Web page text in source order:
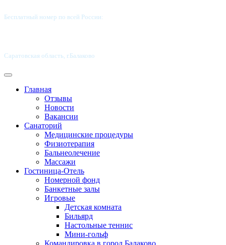
Бесплатный номер по всей России:
Саратовская область, г.Балаково
Главная
Отзывы
Новости
Вакансии
Санаторий
Медицинские процедуры
Физиотерапия
Бальнеолечение
Массажи
Гостиница-Отель
Номерной фонд
Банкетные залы
Игровые
Детская комната
Бильярд
Настольные теннис
Мини-гольф